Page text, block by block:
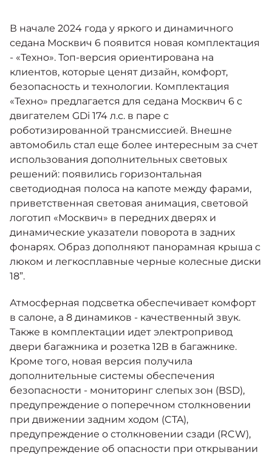
от 2 237 000 ₽*
Москвич 3 с ручным
управлением (РУ)
Кроссовер, создающий равные
возможности
от 2 069 000 ₽*
Москвич 8
Практичный семиместный
кроссовер
от 3 125 000 ₽*
Кредитные программы
Спецпредложения
Калькулятор трейд-ин
Страховые программы
Моторное масло
СЕРВИСНЫЕ АКЦИИ
АКСЕССУАРЫ
КОНТАКТЫ
В начале 2024 года у яркого и динамичного
седана Москвич 6 появится новая комплектация
- «Техно». Топ-версия ориентирована на
клиентов, которые ценят дизайн, комфорт,
безопасность и технологии. Комплектация
«Техно» предлагается для седана Москвич 6 с
двигателем GDi 174 л.с. в паре с
роботизированной трансмиссией. Внешне
автомобиль стал еще более интересным за счет
использования дополнительных световых
решений: появились горизонтальная
светодиодная полоса на капоте между фарами,
приветственная световая анимация, световой
логотип «Москвич» в передних дверях и
динамические указатели поворота в задних
фонарях. Образ дополняют панорамная крыша с
люком и легкосплавные черные колесные диски
18”.
Атмосферная подсветка обеспечивает комфорт
в салоне, а 8 динамиков - качественный звук.
Также в комплектации идет электропривод
двери багажника и розетка 12В в багажнике.
Кроме того, новая версия получила
дополнительные системы обеспечения
безопасности - мониторинг слепых зон (BSD),
предупреждение о поперечном столкновении
при движении задним ходом (CTA),
предупреждение о столкновении сзади (RCW),
предупреждение об опасности при открывании